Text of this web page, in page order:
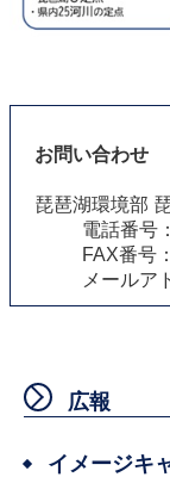
お問い合わせ
琵琶湖環境部
電話番号
FAX番号
メールア
広報
イメージキ